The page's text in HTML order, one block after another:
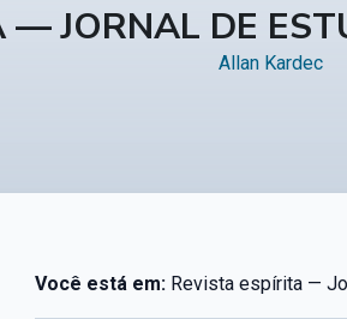
— JORNAL DE
Allan Kardec
Você está em:Revista espírita —